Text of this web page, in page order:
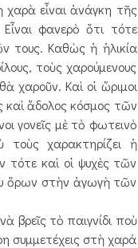
χαρὰ εἶναιἀνάγκη τῆς
φανερὸ ὅτι τότε
τους. Καθὼς ἡ ἡλικία
τοὺς χαρούμενους
χαροῦν. Καὶ οἱ ὥριμοι
καὶ ἄδολος κόσμος τῶν
γονεῖς μὲ τὸ φωτεινὸ
χαρακτηρίζει ἡ
τότε καὶ οἱ ψυχὲς τῶν
ὅρων στὴν ἀγωγὴ τῶν
βρεῖς τὸ παιγνίδι ποὺ
συμμετέχεις στὴ χαρά